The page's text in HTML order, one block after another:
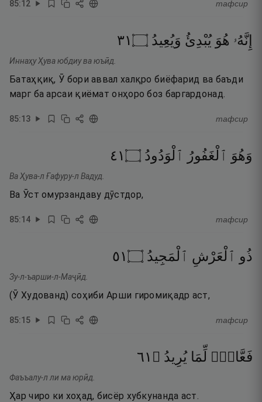
85:12 тафсир
إِنَّهُۥ هُوَ يُبْدِئُ وَيُعِيدُ ۝١٣
Иннаҳу Ҳува юбдиу ва юъӣд.
Батаҳқиқ, Ӯ бори аввал халқро биёфарид ва баъди
марг ба арсаи қиёмат онҳоро боз баргардонад.
85:13 тафсир
وَهُوَ ٱلْغَفُورُ ٱلْوَدُودُ ۝١٤
Ва Ҳува-л Ғафуру-л Вадуд.
Ва Ӯст омурзандаву дӯстдор,
85:14 тафсир
ذُو ٱلْعَرْشِ ٱلْمَجِيدُ ۝١٥
Зу-л-ъарши-л-Маҷӣд.
(Ӯ Худованд) соҳиби Арши гиромиқадр аст,
85:15 тафсир
فَعَّالٌۭ لِّمَا يُرِيدُ ۝ ١٦
Фаъъалу-л ли ма юрӣд.
Ҳар чиро ки хоҳад, бисёр хубкунанда аст.